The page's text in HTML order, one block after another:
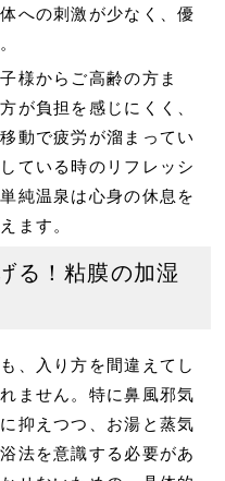
への刺激が少なく、優
様からご高齢の方ま
が負担を感じにくく、
動で疲労が溜まってい
ている時のリフレッシ
純温泉は心身の休息を
ます。
る！粘膜の加湿
、入り方を間違えてし
ません。特に鼻風邪気
抑えつつ、お湯と蒸気
法を意識する必要があ